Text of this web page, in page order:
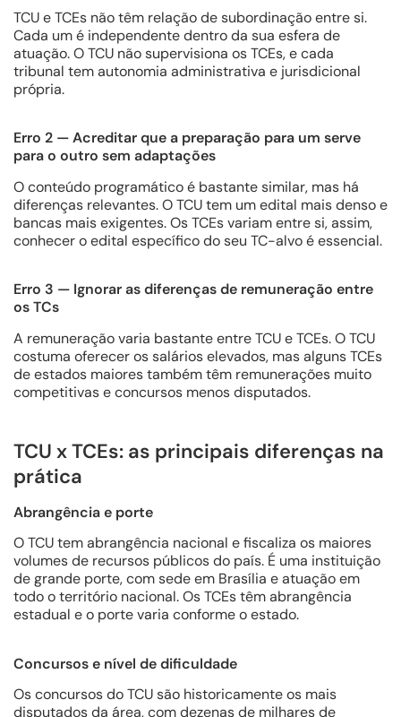
TCU e TCEs não têm relação de subordinação entre si.
Cada um é independente dentro da sua esfera de
atuação. O TCU não supervisiona os TCEs, e cada
tribunal tem autonomia administrativa e jurisdicional
própria.
Erro 2 — Acreditar que a preparação para um serve
para o outro sem adaptações
O conteúdo programático é bastante similar, mas há
diferenças relevantes. O TCU tem um edital mais denso e
bancas mais exigentes. Os TCEs variam entre si, assim,
conhecer o edital específico do seu TC-alvo é essencial.
Erro 3 — Ignorar as diferenças de remuneração entre
os TCs
A remuneração varia bastante entre TCU e TCEs. O TCU
costuma oferecer os salários elevados, mas alguns TCEs
de estados maiores também têm remunerações muito
competitivas e concursos menos disputados.
TCU x TCEs: as principais diferenças na
prática
Abrangência e porte
O TCU tem abrangência nacional e fiscaliza os maiores
volumes de recursos públicos do país. É uma instituição
de grande porte, com sede em Brasília e atuação em
todo o território nacional. Os TCEs têm abrangência
estadual e o porte varia conforme o estado.
Concursos e nível de dificuldade
Os concursos do TCU são historicamente os mais
disputados da área, com dezenas de milhares de